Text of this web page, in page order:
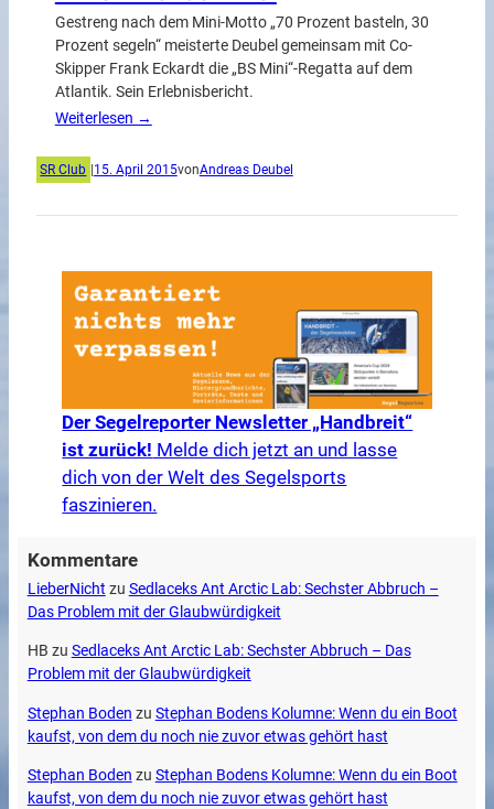
Gestreng nach dem Mini-Motto „70 Prozent basteln, 30
Prozent segeln“ meisterte Deubel gemeinsam mit Co-
Skipper Frank Eckardt die „BS Mini“-Regatta auf dem
Atlantik. Sein Erlebnisbericht.
Weiterlesen →
SR Club 15. April 2015vonAndreas Deubel
Der Segelreporter Newsletter „Handbreit“
ist zurück! Melde dich jetzt an und lasse
dich von der Welt des Segelsports
faszinieren.
Kommentare
LieberNicht zu Sedlaceks Ant Arctic Lab: Sechster Abbruch –
Das Problem mit der Glaubwürdigkeit
HB zu Sedlaceks Ant Arctic Lab: Sechster Abbruch – Das
Problem mit der Glaubwürdigkeit
Stephan Boden zu Stephan Bodens Kolumne: Wenn du ein Boot
kaufst, von dem du noch nie zuvor etwas gehört hast
Stephan Boden zu Stephan Bodens Kolumne: Wenn du ein Boot
kaufst, von dem du noch nie zuvor etwas gehört hast